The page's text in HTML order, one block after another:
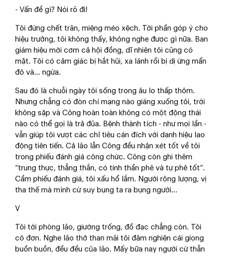
- Vấn đề gì? Nói rõ đi!
Tôi đứng chết trân, miệng méo xệch. Tới phần góp ý cho
hiệu trưởng, tôi không thấy, không nghe được gì nữa. Ban
giám hiệu mời cơm cả hội đồng, dĩ nhiên tôi cũng có
mặt. Tôi có cảm giác bị hắt hủi, xa lánh rồi bị dị ứng mẩn
đỏ và… ngứa.
Sau đó là chuỗi ngày tôi sống trong âu lo thấp thỏm.
Nhưng chẳng có đòn chí mạng nào giáng xuống tôi, trời
không sập và Công hoàn toàn không có một động thái
nào có thể gọi là trả đũa. Bệnh thành tích - như mọi lần -
vẫn giúp tôi vượt các chỉ tiêu cán đích với danh hiệu lao
động tiên tiến. Cả lão lẫn Công đều nhận xét tốt về tôi
trong phiếu đánh giá công chức. Công còn ghi thêm
“trung thực, thẳng thắn, có tinh thần phê và tự phê tốt”.
Cầm phiếu đánh giá, tôi xấu hổ lắm. Người rộng lượng, vị
tha thế mà mình cứ suy bụng ta ra bụng người…
V
Tôi tới phòng lão, giường trống, đồ đạc chẳng còn. Tôi
cô đơn. Nghe lão thở than mãi tôi đâm nghiện cái giọng
buồn buồn, đều đều của lão. Mấy bữa nay người cứ thẫn